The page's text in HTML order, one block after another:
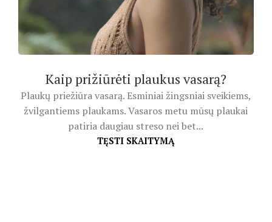
Kaip prižiūrėti plaukus vasarą?
Plaukų priežiūra vasarą. Esminiai žingsniai sveikiems,
žvilgantiems plaukams. Vasaros metu mūsų plaukai
patiria daugiau streso nei bet...
TĘSTI SKAITYMĄ